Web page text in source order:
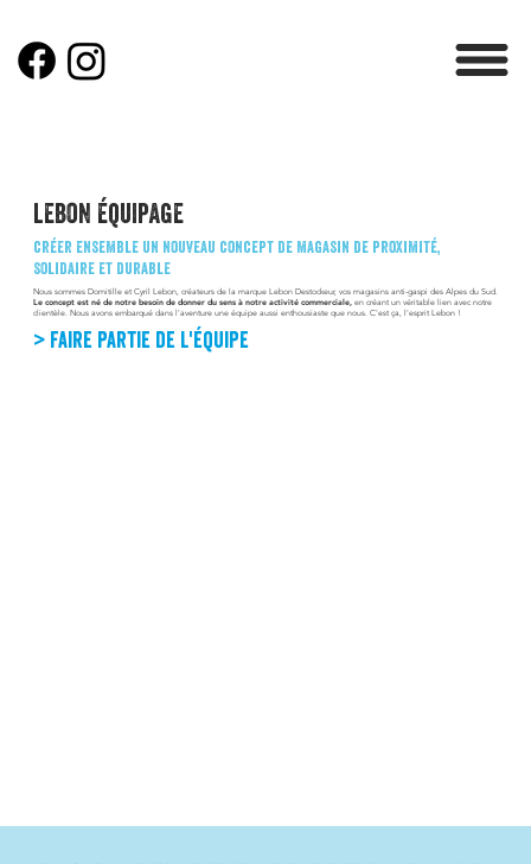
lebon équipage
créer ensemble un nouveau concept de magasin de proximité,
solidaire et durable
Nous sommes Domitille et Cyril Lebon, créateurs de la marque Lebon Destockeur, vos magasins anti-gaspi des Alpes du Sud.
Le concept est né de notre besoin de donner du sens à notre activité commerciale,en créant un véritable lien avec notre
clientèle. Nous avons embarqué dans l'aventure une équipe aussi enthousiaste que nous. C'est ça, l'esprit Lebon !
> faire partie de l'équipe